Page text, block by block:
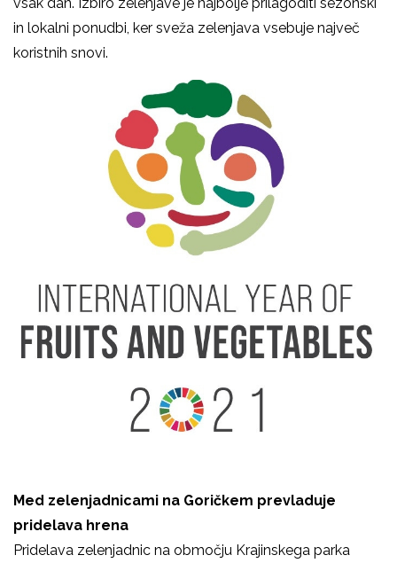
in lokalni ponudbi, ker sveža zelenjava vsebuje največ
koristnih snovi.
Med zelenjadnicami na Goričkem prevladuje
pridelava hrena
Pridelava zelenjadnic na območju Krajinskega parka